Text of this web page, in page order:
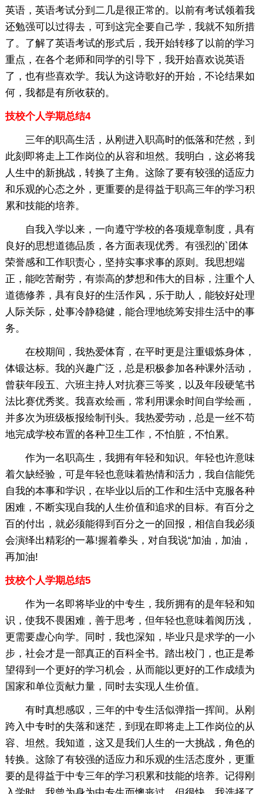
英语，英语考试分到二几是很正常的。以前有考试领着我
还勉强可以过得去，可到这完全要自己学，我就不知所措
了。了解了英语考试的形式后，我开始转移了以前的学习
重点，在各个老师和同学的引导下，我开始喜欢说英语
了，也有些喜欢学。我认为这诗歌好的开始，不论结果如
何，我都是有所收获的。
技校个人学期总结4
三年的职高生活，从刚进入职高时的低落和茫然，到
此刻即将走上工作岗位的从容和坦然。我明白，这必将我
人生中的新挑战，转换了主角。这除了要有较强的适应力
和乐观的心态之外，更重要的是得益于职高三年的学习积
累和技能的培养。
自我入学以来，一向遵守学校的各项规章制度，具有
良好的思想道德品质，各方面表现优秀。有强烈的`团体
荣誉感和工作职责心，坚持实事求事的原则。我思想端
正，能吃苦耐劳，有崇高的梦想和伟大的目标，注重个人
道德修养，具有良好的生活作风，乐于助人，能较好处理
人际关际，处事冷静稳健，能合理地统筹安排生活中的事
务。
在校期间，我热爱体育，在平时更是注重锻炼身体，
体锻达标。我的兴趣广泛，总是积极参加各种课外活动，
曾获年段五、六班主持人对抗赛三等奖，以及年段硬笔书
法比赛优秀奖。我喜欢绘画，常利用课余时间自学绘画，
并多次为班级板报绘制刊头。我热爱劳动，总是一丝不苟
地完成学校布置的各种卫生工作，不怕脏，不怕累。
作为一名职高生，我拥有年轻和知识。年轻也许意味
着欠缺经验，可是年轻也意味着热情和活力，我自信能凭
自我的本事和学识，在毕业以后的工作和生活中克服各种
困难，不断实现自我的人生价值和追求的目标。有百分之
百的付出，就必须能得到百分之一的回报，相信自我必须
会演绎出精彩的一幕!握着拳头，对自我说“加油，加油，
再加油!
技校个人学期总结5
作为一名即将毕业的中专生，我所拥有的是年轻和知
识，使我不畏困难，善于思考，但年轻也意味着阅历浅，
更需要虚心向学。同时，我也深知，毕业只是求学的一小
步，社会才是一部真正的百科全书。踏出校门，也正是希
望得到一个更好的学习机会，从而能以更好的工作成绩为
国家和单位贡献力量，同时去实现人生价值。
有时真想感叹，三年的中专生活似弹指一挥间。从刚
跨入中专时的失落和迷茫，到现在即将走上工作岗位的从
容、坦然。我知道，这又是我们人生的一大挑战，角色的
转换。这除了有较强的适应力和乐观的生活态度外，更重
要的是得益于中专三年的学习积累和技能的培养。记得刚